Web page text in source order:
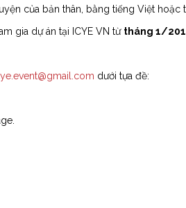
của bản thân, bằng tiếng Việt hoặc
gia dự án tại ICYE VN từ tháng 1/
dưới tựa đề: